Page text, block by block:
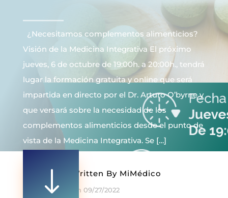
¿Necesitamos complementos alimenticios?
Visión de la Medicina Integrativa El próximo
jueves, 6 de octubre de 19:00h. a 20:00h., tendrá
lugar la formación gratuita y online que será
impartida en directo por el Dr. Arturo O’byrne y
que versará sobre la necesidad de los
complementos alimenticios desde el punto de
vista de la Medicina Integrativa. Se […]
Written By MiMédico
On 09/27/2022
"